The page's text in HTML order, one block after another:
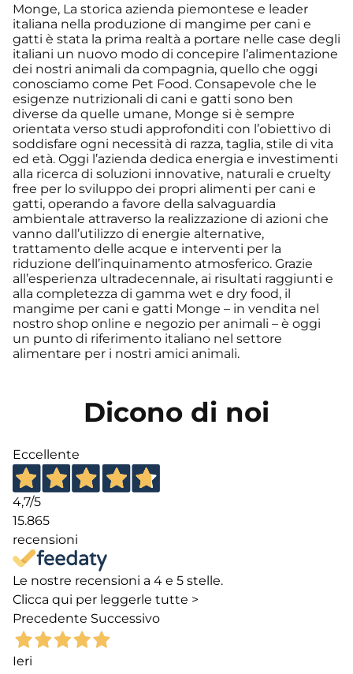
Monge, La storica azienda piemontese e leader
italiana nella produzione di mangime per cani e
gatti è stata la prima realtà a portare nelle case degli
italiani un nuovo modo di concepire l’alimentazione
dei nostri animali da compagnia, quello che oggi
conosciamo come Pet Food. Consapevole che le
esigenze nutrizionali di cani e gatti sono ben
diverse da quelle umane, Monge si è sempre
orientata verso studi approfonditi con l’obiettivo di
soddisfare ogni necessità di razza, taglia, stile di vita
ed età. Oggi l’azienda dedica energia e investimenti
alla ricerca di soluzioni innovative, naturali e cruelty
free per lo sviluppo dei propri alimenti per cani e
gatti, operando a favore della salvaguardia
ambientale attraverso la realizzazione di azioni che
vanno dall’utilizzo di energie alternative,
trattamento delle acque e interventi per la
riduzione dell’inquinamento atmosferico. Grazie
all’esperienza ultradecennale, ai risultati raggiunti e
alla completezza di gamma wet e dry food, il
mangime per cani e gatti Monge – in vendita nel
nostro shop online e negozio per animali – è oggi
un punto di riferimento italiano nel settore
alimentare per i nostri amici animali.
Dicono di noi
Eccellente
4,7/5
15.865
recensioni
Le nostre recensioni a 4 e 5 stelle.
Clicca qui per leggerle tutte >
Precedente Successivo
Ieri